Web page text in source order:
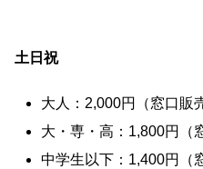
土日祝
大人：2,000円（窓口販
大・専・高：1,800円（
中学生以下：1,400円（